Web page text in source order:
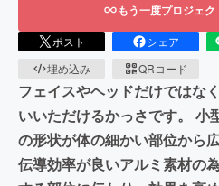
もう一度プロジェ
ポスト シェア
埋め込み
QRコード
フェイスやヘッドだけではな
いいただけるかっさです。 小
の形状が体の細かい部位から
伝導効率が良いアルミ素材の